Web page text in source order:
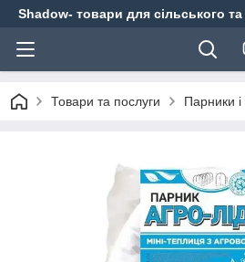
Shadow- товари для сільського
Товари та послуги Парники і